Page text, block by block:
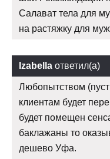
Салават тела для
на растяжку для
Izabella ответил(а)
Любопытством
клиентам будет
будет помещен
баклажаны то
дешево Уфа.